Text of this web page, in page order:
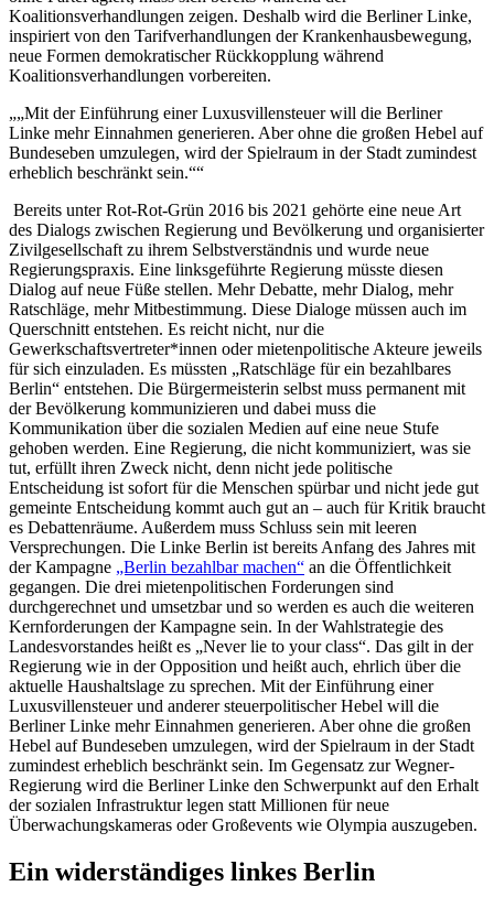
Koalitionsverhandlungen zeigen. Deshalb wird die Berliner Linke,
inspiriert von den Tarifverhandlungen der Krankenhausbewegung,
neue Formen demokratischer Rückkopplung während
Koalitionsverhandlungen vorbereiten.
„Mit der Einführung einer Luxusvillensteuer will die Berliner
Linke mehr Einnahmen generieren. Aber ohne die großen Hebel auf
Bundeseben umzulegen, wird der Spielraum in der Stadt zumindest
erheblich beschränkt sein.“
Bereits unter Rot-Rot-Grün 2016 bis 2021 gehörte eine neue Art
des Dialogs zwischen Regierung und Bevölkerung und organisierter
Zivilgesellschaft zu ihrem Selbstverständnis und wurde neue
Regierungspraxis. Eine linksgeführte Regierung müsste diesen
Dialog auf neue Füße stellen. Mehr Debatte, mehr Dialog, mehr
Ratschläge, mehr Mitbestimmung. Diese Dialoge müssen auch im
Querschnitt entstehen. Es reicht nicht, nur die
Gewerkschaftsvertreter*innen oder mietenpolitische Akteure jeweils
für sich einzuladen. Es müssten „Ratschläge für ein bezahlbares
Berlin“ entstehen. Die Bürgermeisterin selbst muss permanent mit
der Bevölkerung kommunizieren und dabei muss die
Kommunikation über die sozialen Medien auf eine neue Stufe
gehoben werden. Eine Regierung, die nicht kommuniziert, was sie
tut, erfüllt ihren Zweck nicht, denn nicht jede politische
Entscheidung ist sofort für die Menschen spürbar und nicht jede gut
gemeinte Entscheidung kommt auch gut an – auch für Kritik braucht
es Debattenräume. Außerdem muss Schluss sein mit leeren
Versprechungen. Die Linke Berlin ist bereits Anfang des Jahres mit
der Kampagne „Berlin bezahlbar machen“ an die Öffentlichkeit
gegangen. Die drei mietenpolitischen Forderungen sind
durchgerechnet und umsetzbar und so werden es auch die weiteren
Kernforderungen der Kampagne sein. In der Wahlstrategie des
Landesvorstandes heißt es „Never lie to your class“. Das gilt in der
Regierung wie in der Opposition und heißt auch, ehrlich über die
aktuelle Haushaltslage zu sprechen. Mit der Einführung einer
Luxusvillensteuer und anderer steuerpolitischer Hebel will die
Berliner Linke mehr Einnahmen generieren. Aber ohne die großen
Hebel auf Bundeseben umzulegen, wird der Spielraum in der Stadt
zumindest erheblich beschränkt sein. Im Gegensatz zur Wegner-
Regierung wird die Berliner Linke den Schwerpunkt auf den Erhalt
der sozialen Infrastruktur legen statt Millionen für neue
Überwachungskameras oder Großevents wie Olympia auszugeben.
Ein widerständiges linkes Berlin